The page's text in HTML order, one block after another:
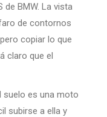
de BMW. La vista
de contornos
copiar lo que
claro que el
suelo es una moto
subirse a ella y